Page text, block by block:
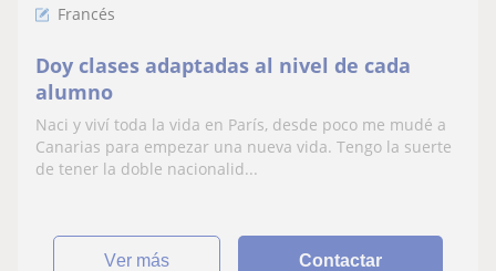
Francés
Doy clases adaptadas al nivel de cada
alumno
Naci y viví toda la vida en París, desde poco me mudé a
Canarias para empezar una nueva vida. Tengo la suerte
de tener la doble nacionalid...
ver más Contactar